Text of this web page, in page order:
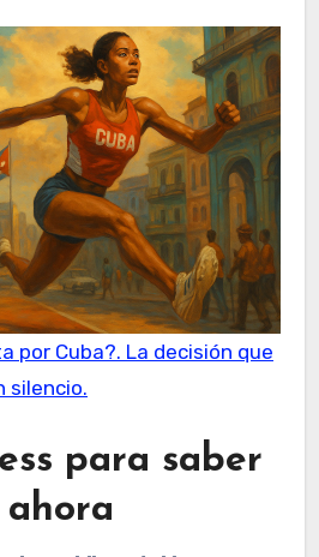
por Cuba?. La decisión que
silencio.
para saber
ahora